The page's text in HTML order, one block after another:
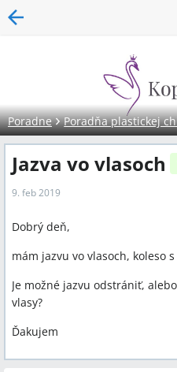
Poradne Poradňa plastickej
Jazva vo vlasoch
9. feb 2019
Dobrý deň,
mám jazvu vo vlasoch, koleso
Je možné jazvu odstrániť,
vlasy?
Ďakujem